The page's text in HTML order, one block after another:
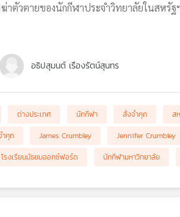
าตัวตายของนักกีฬาประจำวิทยาลัยในสหรั
อธิปสุมนต์ เรืองรัตน์สุนทร
ต่างประเทศ นักกีฬา สั่งจำคุก ส
คุก James Crumbley Jennifer Crumbley
โรงเรียนมัธยมออกซ์ฟอร์ด นักกีฬามหาวิทยาลัย